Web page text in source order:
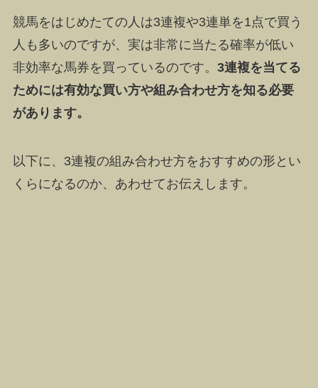
競馬をはじめたての人は3連複や3連単を1点で買う
人も多いのですが、実は非常に当たる確率が低い
非効率な馬券を買っているのです。 3連複を当てる
ためには有効な買い方や組み合わせ方を知る必要
があります。
以下に、3連複の組み合わせ方をおすすめの形とい
くらになるのか、あわせてお伝えします。